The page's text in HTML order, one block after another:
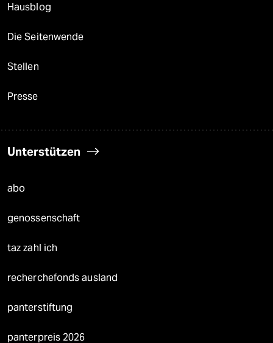
Hausblog
Die Seitenwende
Stellen
Presse
Unterstützen
abo
genossenschaft
taz zahl ich
recherchefonds ausland
panterstiftung
panterpreis 2026